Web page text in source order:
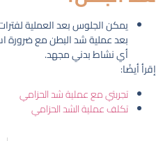
يمكن الجلوس بعد العملية
بعد عملية شد البطن مع ضرورة
أي نشاط بدني مجهد.
إقرأ أيضًا:
تجربتي مع عملية شد الحزامي
تكلف عملية الشد الحزامي